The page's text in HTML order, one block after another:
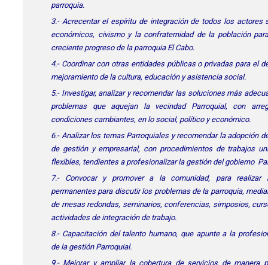
parroquia.
3.- Acrecentar el espíritu de integración de todos los actores
económicos, civismo y la confraternidad de la población
creciente progreso de la parroquia El Cabo.
4.- Coordinar con otras entidades públicas o privadas para el
mejoramiento de la cultura, educación y asistencia social.
5.- Investigar, analizar y recomendar las soluciones más
problemas que aquejan la vecindad Parroquial, con
condiciones cambiantes, en lo social, político y económico.
6.- Analizar los temas Parroquiales y recomendar la adopción
de gestión y empresarial, con procedimientos de trabajos
flexibles, tendientes a profesionalizar la gestión del gobierno
7.- Convocar y promover a la comunidad, para realizar
permanentes para discutir los problemas de la parroquia,
de mesas redondas, seminarios, conferencias, simposios,
actividades de integración de trabajo.
8.- Capacitación del talento humano, que apunte a la
de la gestión Parroquial.
9.- Mejorar y ampliar la cobertura de servicios de manera